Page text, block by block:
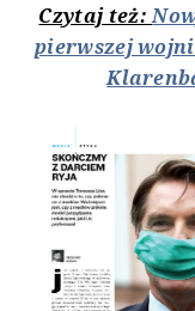
Czytaj też:
pierwszej